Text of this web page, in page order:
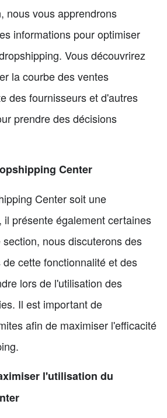
nous vous apprendrons
informations pour optimiser
Vous découvrirez
la courbe des ventes
des fournisseurs et d'autres
prendre des décisions
Center
Center soit une
il présente également certaines
nous discuterons des
cette fonctionnalité et des
lors de l'utilisation des
Il est important de
afin de maximiser l'efficacité
l'utilisation du